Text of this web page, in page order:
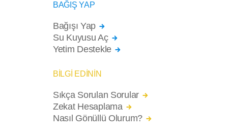
BAĞIŞ YAP
Bağışı Yap
Su Kuyusu Aç
Yetim Destekle
BİLGİ EDİNİN
Sıkça Sorulan Sorular
Zekat Hesaplama
Nasıl Gönüllü Olurum?